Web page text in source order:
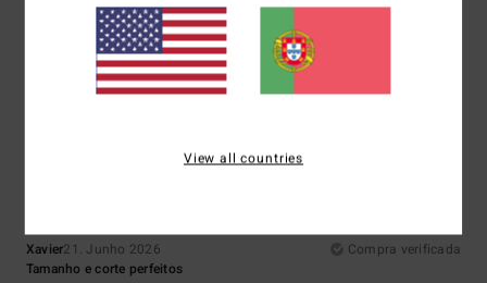
Mostrar original - Castelhano
/5 Relação qualidade/preço : 5/5 Tamanho
/5 Cor: 5/5
Eu recomendo este produto
5/5
Xavier21. Junho 2026
Compra verificada
Tamanho e corte perfeitos
View all countries